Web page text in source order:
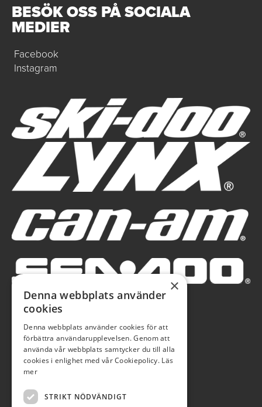
BESÖK OSS PÅ SOCIALA
MEDIER
Facebook
Instagram
×
Denna webbplats använder
cookies
Denna webbplats använder cookies för att
förbättra användarupplevelsen. Genom att
använda vår webbplats samtycker du till alla
cookies i enlighet med vår Cookiepolicy. Läs
mer
STRIKT NÖDVÄNDIGT